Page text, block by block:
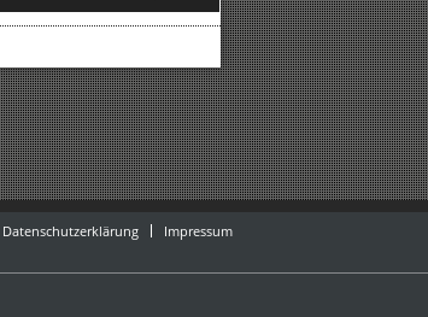
Datenschutzerklärung Impressum